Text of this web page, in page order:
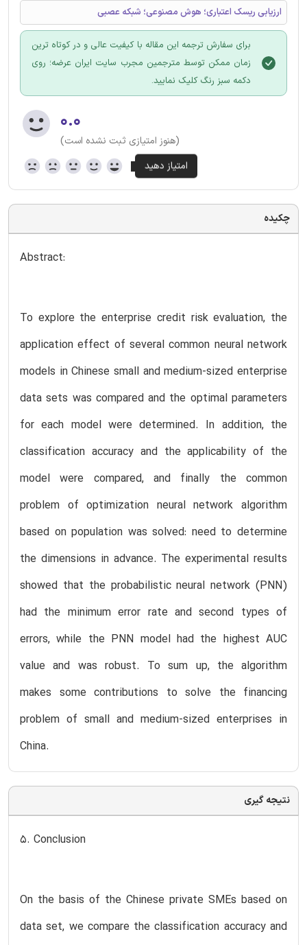
ارزیابی ریسک اعتباری؛ هوش مصنوعی؛ شبکه عصبی
برای سفارش ترجمه این مقاله با کیفیت عالی و در کوتاه ترین
زمان ممکن توسط مترجمین مجرب سایت ایران عرضه؛ روی
دکمه سبز رنگ کلیک نمایید.
۰.۰
(هنوز امتیازی ثبت نشده است)
چکیده
Abstract:
To explore the enterprise credit risk evaluation, the
application effect of several common neural network
models in Chinese small and medium-sized enterprise
data sets was compared and the optimal parameters
for each model were determined. In addition, the
classification accuracy and the applicability of the
model were compared, and finally the common
problem of optimization neural network algorithm
based on population was solved: need to determine
the dimensions in advance. The experimental results
showed that the probabilistic neural network (PNN)
had the minimum error rate and second types of
errors, while the PNN model had the highest AUC
value and was robust. To sum up, the algorithm
makes some contributions to solve the financing
problem of small and medium-sized enterprises in
China.
نتیجه گیری
5. Conclusion
On the basis of the Chinese private SMEs based on
data set, we compare the classification accuracy and